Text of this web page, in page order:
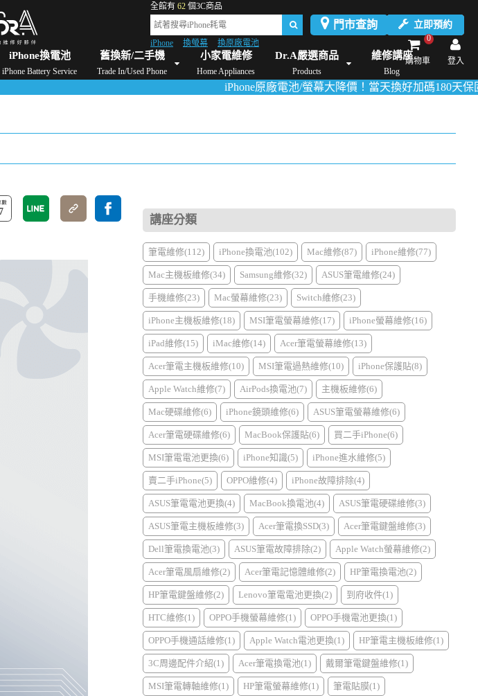
門市查詢 立即預約
全館有 62 個3C商品
iPhone 換螢幕
換原廠電池
登入
0
購物車
iPhone換電池
iPhone Battery Service
舊換新/二手機
Trade In/Used Phone
小家電維修
Home Appliances
Dr.A嚴選商品
Products
維修講座
Blog
Apple Watch維修/價格 AirPods維修/價格 Dyson維修/價格 Mac Mini維修/價格 iMac維修/價格 Xbox維修/價格 伊萊
iPhone原廠電池/螢幕大降價！當天換好加碼180天保固！活動
講座分類
筆電維修(112) iPhone換電池(102) Mac維修(87) iPhone維修(77)
Mac主機板維修(34) Samsung維修(32) ASUS筆電維修(24)
手機維修(23) Mac螢幕維修(23) Switch維修(23)
iPhone主機板維修(18) MSI筆電螢幕維修(17) iPhone螢幕維修(16)
iPad維修(15) iMac維修(14) Acer筆電螢幕維修(13)
Acer筆電主機板維修(10) MSI筆電過熱維修(10) iPhone保護貼(8)
Apple Watch維修(7) AirPods換電池(7) 主機板維修(6)
Mac硬碟維修(6) iPhone鏡頭維修(6) ASUS筆電螢幕維修(6)
Acer筆電硬碟維修(6) MacBook保護貼(6) 買二手iPhone(6)
MSI筆電電池更換(6) iPhone知識(5) iPhone進水維修(5)
賣二手iPhone(5) OPPO維修(4) iPhone故障排除(4)
ASUS筆電電池更換(4) MacBook換電池(4) ASUS筆電硬碟維修(3)
ASUS筆電主機板維修(3) Acer筆電換SSD(3) Acer筆電鍵盤維修(3)
Dell筆電換電池(3) ASUS筆電故障排除(2) Apple Watch螢幕維修(2)
Acer筆電風扇維修(2) Acer筆電記憶體維修(2) HP筆電換電池(2)
HP筆電鍵盤維修(2) Lenovo筆電電池更換(2) 到府收件(1)
HTC維修(1) OPPO手機螢幕維修(1) OPPO手機電池更換(1)
OPPO手機通話維修(1) Apple Watch電池更換(1) HP筆電主機板維修(1)
3C周邊配件介紹(1) Acer筆電換電池(1) 戴爾筆電鍵盤維修(1)
MSI筆電轉軸維修(1) HP筆電螢幕維修(1) 筆電貼膜(1)